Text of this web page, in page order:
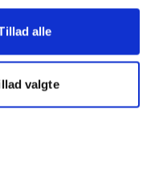
alle
valgte